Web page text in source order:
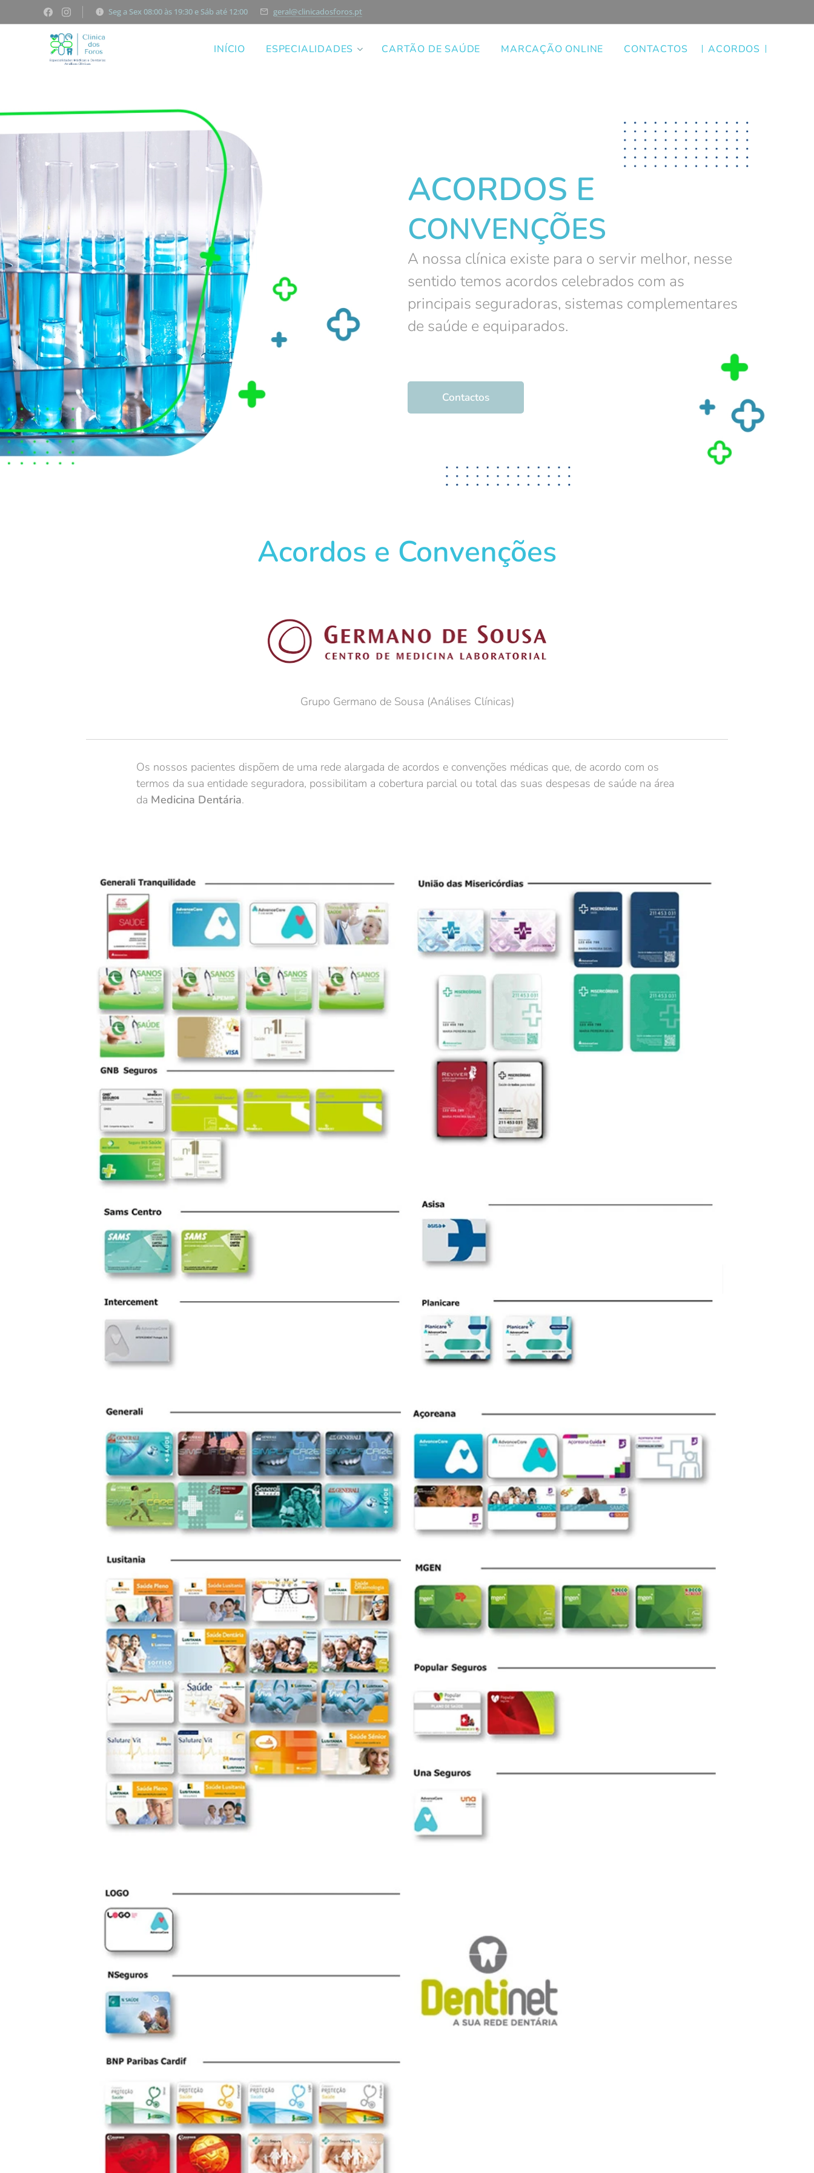
Seg a Sex 08:00 às 19:30 e Sáb até 12:00 geral@clinicadosforos.pt
INÍCIO ESPECIALIDADES CARTÃO DE SAÚDE MARCAÇÃO ONLINE CONTACTOS ACORDOS
ACORDOS E
CONVENÇÕES
A nossa clínica existe para o servir melhor, nesse
sentido temos acordos celebrados com as
principais seguradoras, sistemas complementares
de saúde e equiparados.
Contactos
Acordos e Convenções
Grupo Germano de Sousa (Análises Clínicas)
Os nossos pacientes dispõem de uma rede alargada de acordos e convenções médicas que, de acordo com os
termos da sua entidade seguradora, possibilitam a cobertura parcial ou total das suas despesas de saúde na área
da Medicina Dentária.